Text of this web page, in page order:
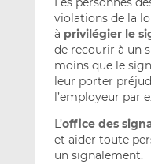
violations de la
à privilégier le
de recourir à un
moins que le
leur porter
l’employeur par
L’office des
et aider toute
un signalement.